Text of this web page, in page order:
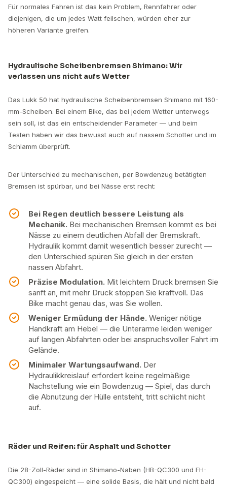
Für normales Fahren ist das kein Problem, Rennfahrer oder
diejenigen, die um jedes Watt feilschen, würden eher zur
höheren Variante greifen.
Hydraulische Scheibenbremsen Shimano: Wir
verlassen uns nicht aufs Wetter
Das Lukk 50 hat hydraulische Scheibenbremsen Shimano mit 160-
mm-Scheiben. Bei einem Bike, das bei jedem Wetter unterwegs
sein soll, ist das ein entscheidender Parameter — und beim
Testen haben wir das bewusst auch auf nassem Schotter und im
Schlamm überprüft.
Der Unterschied zu mechanischen, per Bowdenzug betätigten
Bremsen ist spürbar, und bei Nässe erst recht:
Bei Regen deutlich bessere Leistung als
Mechanik. Bei mechanischen Bremsen kommt es bei
Nässe zu einem deutlichen Abfall der Bremskraft.
Hydraulik kommt damit wesentlich besser zurecht —
den Unterschied spüren Sie gleich in der ersten
nassen Abfahrt.
Präzise Modulation. Mit leichtem Druck bremsen Sie
sanft an, mit mehr Druck stoppen Sie kraftvoll. Das
Bike macht genau das, was Sie wollen.
Weniger Ermüdung der Hände. Weniger nötige
Handkraft am Hebel — die Unterarme leiden weniger
auf langen Abfahrten oder bei anspruchsvoller Fahrt im
Gelände.
Minimaler Wartungsaufwand. Der
Hydraulikkreislauf erfordert keine regelmäßige
Nachstellung wie ein Bowdenzug — Spiel, das durch
die Abnutzung der Hülle entsteht, tritt schlicht nicht
auf.
Räder und Reifen: für Asphalt und Schotter
Die 28-Zoll-Räder sind in Shimano-Naben (HB-QC300 und FH-
QC300) eingespeicht — eine solide Basis, die hält und nicht bald